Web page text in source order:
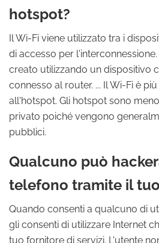
hotspot?
Il Wi-Fi viene utilizzato tra i
di accesso per
creato utilizzando un dispositivo
connesso al router. ... Il Wi-Fi è
all'hotspot. Gli hotspot sono
privato poiché vengono
pubblici.
Qualcuno può
telefono tramite il
Quando consenti a qualcuno di
gli consenti di utilizzare Internet
tuo fornitore di servizi. L'utente